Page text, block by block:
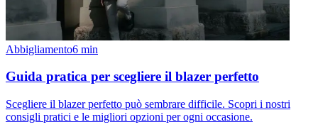
Abbigliamento6 min
Guida pratica per scegliere il blazer perfetto
Scegliere il blazer perfetto può sembrare difficile. Scopri i nostri
consigli pratici e le migliori opzioni per ogni occasione.